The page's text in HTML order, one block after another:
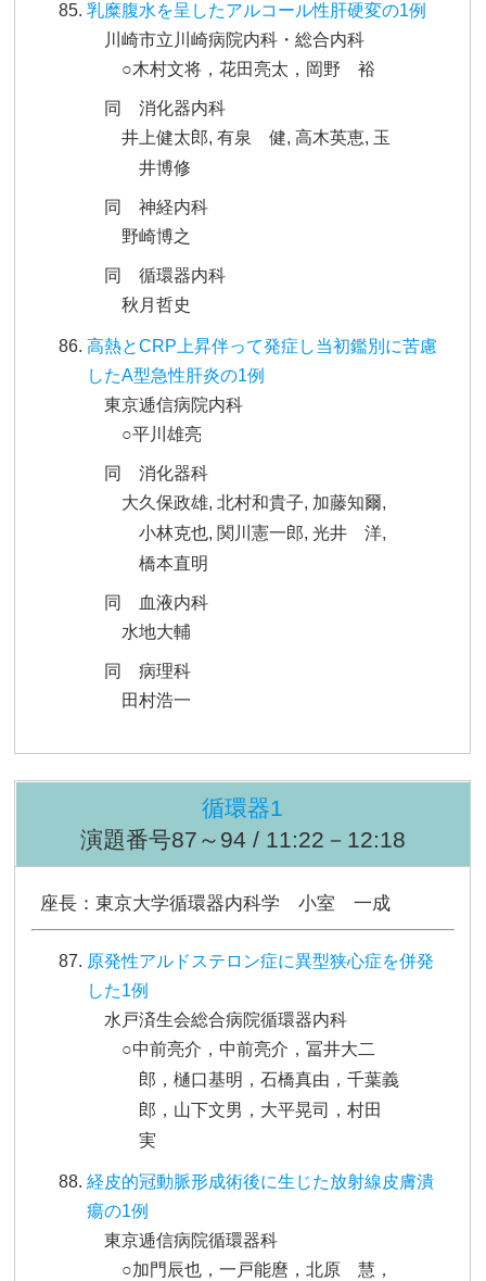
乳糜腹水を呈したアルコール性肝硬変の1例
川崎市立川崎病院内科・総合内科
○木村文将，花田亮太，岡野 裕
同 消化器内科
井上健太郎, 有泉 健, 高木英恵, 玉
井博修
同 神経内科
野崎博之
同 循環器内科
秋月哲史
高熱とCRP上昇伴って発症し当初鑑別に苦慮
したA型急性肝炎の1例
東京逓信病院内科
○平川雄亮
同 消化器科
大久保政雄, 北村和貴子, 加藤知爾,
小林克也, 関川憲一郎, 光井 洋,
橋本直明
同 血液内科
水地大輔
同 病理科
田村浩一
循環器1
演題番号87～94 / 11:22－12:18
座長：東京大学循環器内科学 小室 一成
原発性アルドステロン症に異型狭心症を併発
した1例
水戸済生会総合病院循環器内科
○中前亮介，中前亮介，冨井大二
郎，樋口基明，石橋真由，千葉義
郎，山下文男，大平晃司，村田
実
経皮的冠動脈形成術後に生じた放射線皮膚潰
瘍の1例
東京逓信病院循環器科
○加門辰也，一戸能麿，北原 慧，